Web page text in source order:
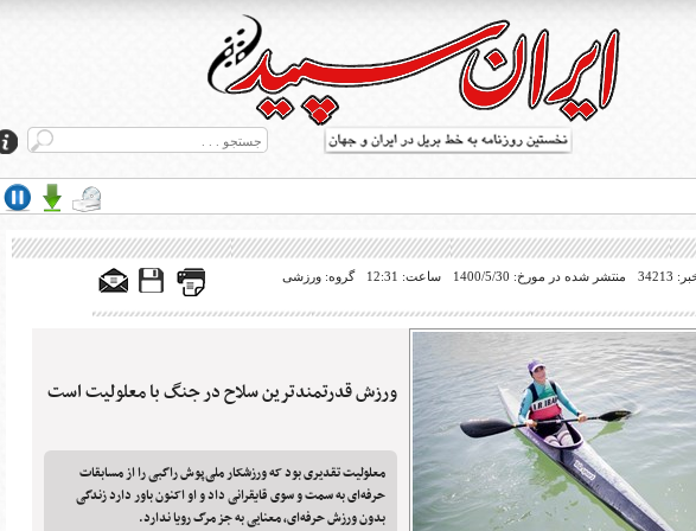
بریل در جهان
منتشر شده در مورخ: 1400/5/30 ساعت: 12:31 گروه: ورزشی
ورزش قدرتمندترین سلاح در جنگ با معلولیت است
معلولیت تقدیری بود که ورزشکار ملی‌پوش راگبی را از مسابقات
حرفه‌ای به سمت و سوی قایقرانی داد و او اکنون باور دارد زندگی
بدون ورزش حرفه‌ای، معنایی به جز مرگ رویا ندارد.